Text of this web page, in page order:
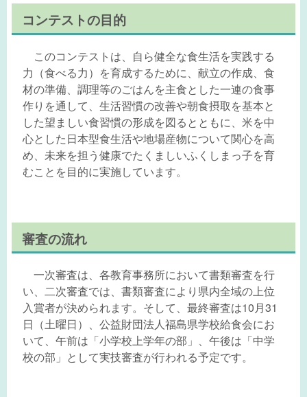
コンテストの目的
このコンテストは、自ら健全な食生活を実践する
力（食べる力）を育成するために、献立の作成、食
材の準備、調理等のごはんを主食とした一連の食事
作りを通して、生活習慣の改善や朝食摂取を基本と
した望ましい食習慣の形成を図るとともに、米を中
心とした日本型食生活や地場産物について関心を高
め、未来を担う健康でたくましいふくしまっ子を育
むことを目的に実施しています。
審査の流れ
一次審査は、各教育事務所において書類審査を行
い、二次審査では、書類審査により県内全域の上位
入賞者が決められます。そして、最終審査は10月31
日（土曜日）、公益財団法人福島県学校給食会にお
いて、午前は「小学校上学年の部」、午後は「中学
校の部」として実技審査が行われる予定です。